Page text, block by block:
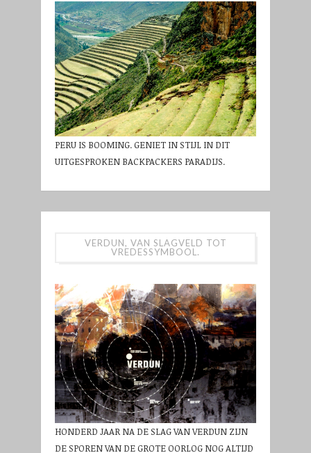
PERU IS BOOMING. GENIET IN STIJL IN DIT
UITGESPROKEN BACKPACKERS PARADIJS.
VERDUN, VAN SLAGVELD TOT
VREDESSYMBOOL.
HONDERD JAAR NA DE SLAG VAN VERDUN ZIJN
DE SPOREN VAN DE GROTE OORLOG NOG ALTIJD